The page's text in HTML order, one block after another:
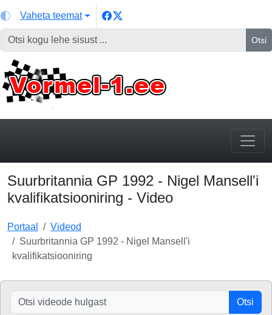
Vaheta teemat
Otsi
Suurbritannia GP 1992 - Nigel Mansell'i
kvalifikatsiooniring - Video
Portaal
Videod
Suurbritannia GP 1992 - Nigel Mansell'i
kvalifikatsiooniring
Otsi